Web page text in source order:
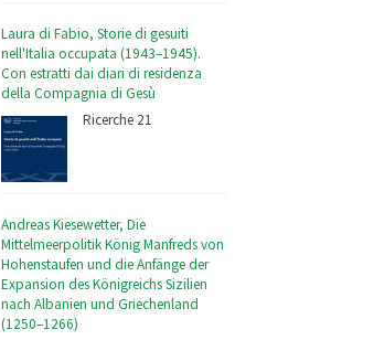
Laura di Fabio, Storie di gesuiti
nell'Italia occupata (1943–1945).
Con estratti dai diari di residenza
della Compagnia di Gesù
Ricerche 21
Andreas Kiesewetter, Die
Mittelmeerpolitik König Manfreds von
Hohenstaufen und die Anfänge der
Expansion des Königreichs Sizilien
nach Albanien und Griechenland
(1250–1266)